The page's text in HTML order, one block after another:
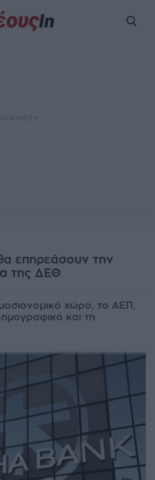
επηρεάσουν την
της ΔΕΘ
χώρο, το ΑΕΠ,
και τη